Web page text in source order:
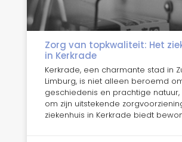
Zorg van topkwaliteit: Het
in Kerkrade
Kerkrade, een charmante stad in
Limburg, is niet alleen beroemd
geschiedenis en prachtige
om zijn uitstekende
ziekenhuis in Kerkrade biedt